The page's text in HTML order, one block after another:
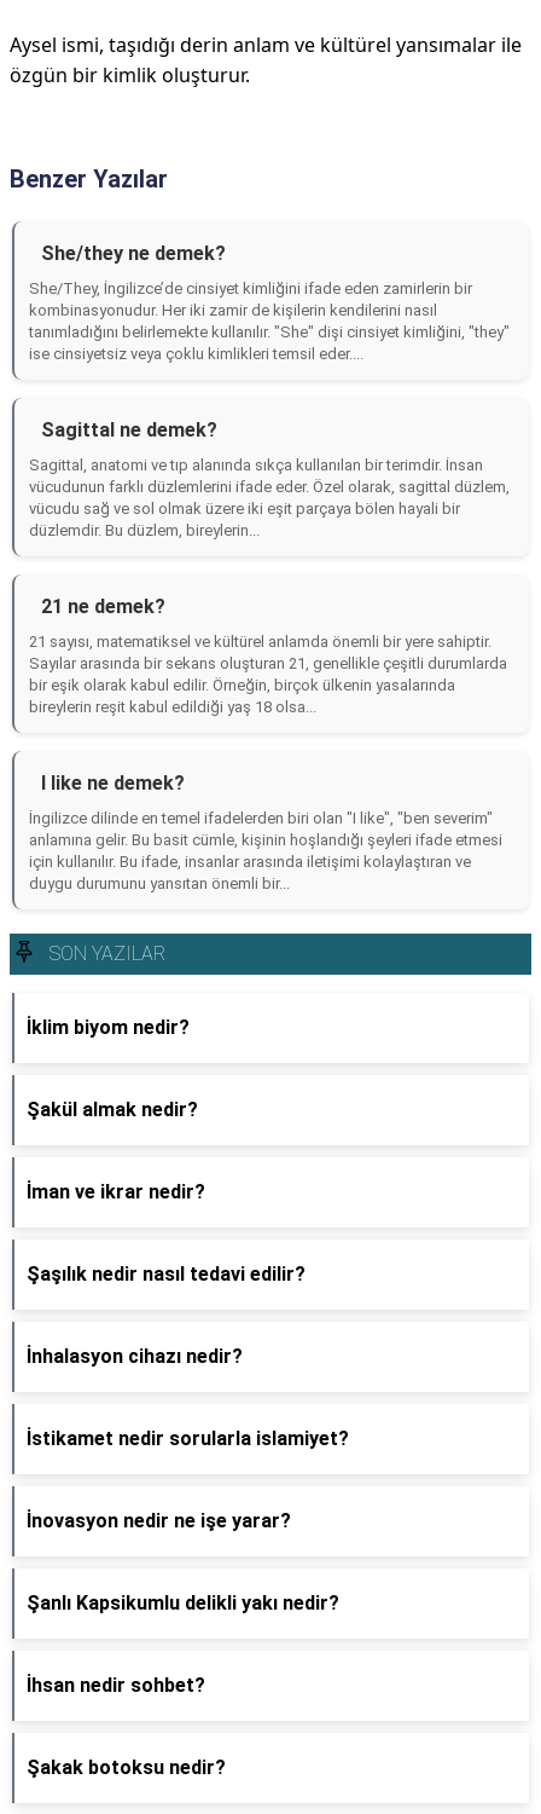
Aysel ismi, taşıdığı derin anlam ve kültürel yansımalar ile
özgün bir kimlik oluşturur.
Benzer Yazılar
She/they ne demek?
She/They, İngilizce’de cinsiyet kimliğini ifade eden zamirlerin bir
kombinasyonudur. Her iki zamir de kişilerin kendilerini nasıl
tanımladığını belirlemekte kullanılır. "She" dişi cinsiyet kimliğini, "they"
ise cinsiyetsiz veya çoklu kimlikleri temsil eder....
Sagittal ne demek?
Sagittal, anatomi ve tıp alanında sıkça kullanılan bir terimdir. İnsan
vücudunun farklı düzlemlerini ifade eder. Özel olarak, sagittal düzlem,
vücudu sağ ve sol olmak üzere iki eşit parçaya bölen hayali bir
düzlemdir. Bu düzlem, bireylerin...
21 ne demek?
21 sayısı, matematiksel ve kültürel anlamda önemli bir yere sahiptir.
Sayılar arasında bir sekans oluşturan 21, genellikle çeşitli durumlarda
bir eşik olarak kabul edilir. Örneğin, birçok ülkenin yasalarında
bireylerin reşit kabul edildiği yaş 18 olsa...
I like ne demek?
İngilizce dilinde en temel ifadelerden biri olan "I like", "ben severim"
anlamına gelir. Bu basit cümle, kişinin hoşlandığı şeyleri ifade etmesi
için kullanılır. Bu ifade, insanlar arasında iletişimi kolaylaştıran ve
duygu durumunu yansıtan önemli bir...
SON YAZILAR
İklim biyom nedir?
Şakül almak nedir?
İman ve ikrar nedir?
Şaşılık nedir nasıl tedavi edilir?
İnhalasyon cihazı nedir?
İstikamet nedir sorularla islamiyet?
İnovasyon nedir ne işe yarar?
Şanlı Kapsikumlu delikli yakı nedir?
İhsan nedir sohbet?
Şakak botoksu nedir?